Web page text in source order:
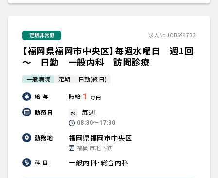
定期非常勤 求人No.JOB599733
【福岡県福岡市中央区】毎週水曜日 週1回
～ 日勤 一般内科 訪問診療
一般病院 定期 日勤(終日)
給 与 時給 1 万円
勤務日 水 毎週
08:30〜17:30
勤務地 福岡県福岡市中央区
福岡市地下鉄
科 目
一般内科・総合内科